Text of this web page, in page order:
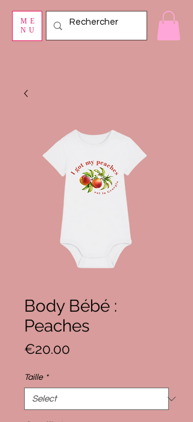
ME
NU
Body Bébé :
Peaches
€20.00
Taille *